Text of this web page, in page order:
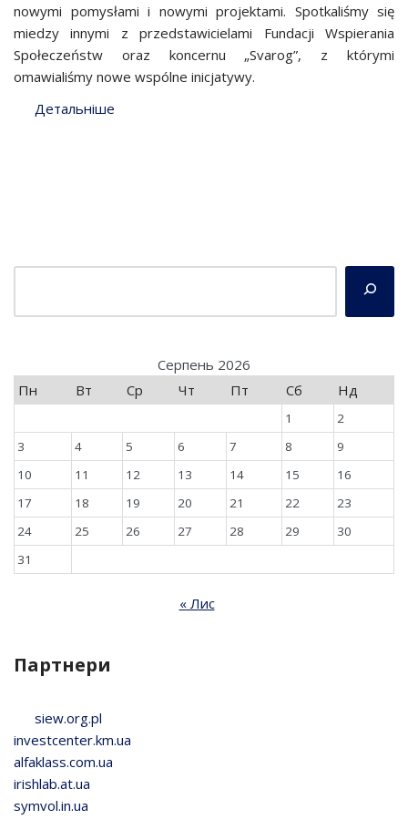
nowymi pomysłami i nowymi projektami. Spotkaliśmy się
miedzy innymi z przedstawicielami Fundacji Wspierania
Społeczeństw oraz koncernu „Svarog”, z którymi
omawialiśmy nowe wspólne inicjatywy.
Детальніше
Серпень 2026
Пн
Вт Ср Чт Пт Сб Нд
1
2
3
4 5 6 7 8
9
10
11 12 13 14 15
16
17
18 19 20 21 22
23
24
25 26 27 28 29
30
31
« Лис
Партнери
siew.org.pl
investcenter.km.ua
alfaklass.com.ua
irishlab.at.ua
symvol.in.ua